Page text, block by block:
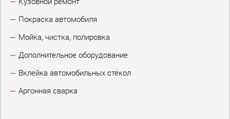
Покраска автомобиля
Мойка, чистка, полировка
Дополнительное оборудование
Вклейка автомобильных стёкол
Аргонная сварка